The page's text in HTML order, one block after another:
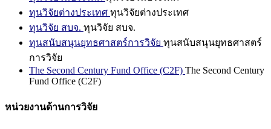
ทุนวิจัยต่างประเทศ ทุนวิจัยต่างประเทศ
ทุนวิจัย สบจ. ทุนวิจัย สบจ.
ทุนสนับสนุนยุทธศาสตร์การวิจัย ทุนสนับสนุนยุทธศาสตร์
การวิจัย
The Second Century Fund Office (C2F) The Second Century
Fund Office (C2F)
หน่วยงานด้านการวิจัย